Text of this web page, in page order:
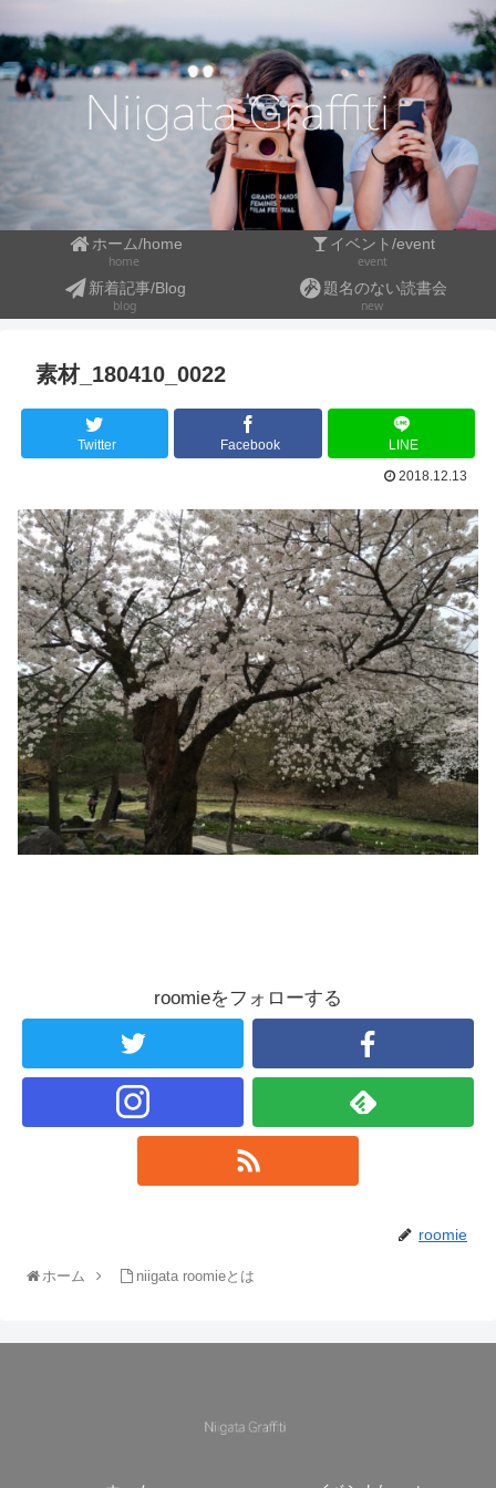
ホーム/home
home
イベント/event
event
新着記事/Blog
blog
題名のない読書会
new
素材_180410_0022
Twitter Facebook
LINE
2018.12.13
roomieをフォローする
roomie
ホーム niigata roomieとは